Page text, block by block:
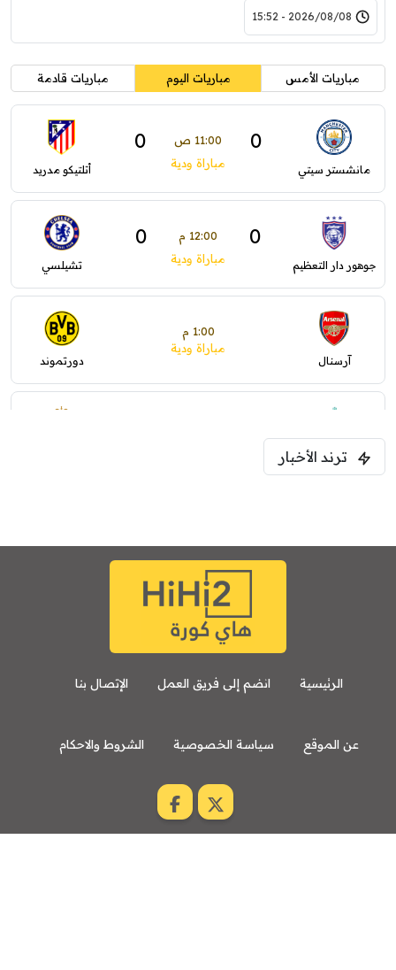
2026/08/08 - 15:52
مباريات الأمس مباريات اليوم مباريات قادمة
مانشستر سيتي
0 11:00 ص 0
مباراة ودية أتلتيكو مدريد
جوهور دار التعظيم
0 12:00 م 0
مباراة ودية تشيلسي
آرسنال
1:00 م
مباراة ودية
دورتموند
ليفربول
ترند الأخبار
الرئيسية انضم إلى فريق العمل الإتصال بنا
عن الموقع سياسة الخصوصية الشروط والاحكام